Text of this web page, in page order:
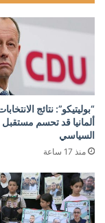
“بوليتيكو”: نتائج
ألمانيا قد تحسم
السياسي
منذ 17 ساعة